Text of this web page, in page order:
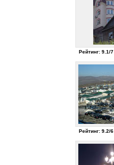
Рейтинг: 9.1/7
Рейтинг: 9.2/6